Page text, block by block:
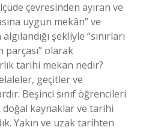
çevresinden ayıran ve
uygun mekân” ve
şekliyle “sınırları
olarak
tarihi mekan nedir?
geçitler ve
Beşinci sınıf öğrencileri
kaynaklar ve tarihi
Yakın ve uzak tarihten